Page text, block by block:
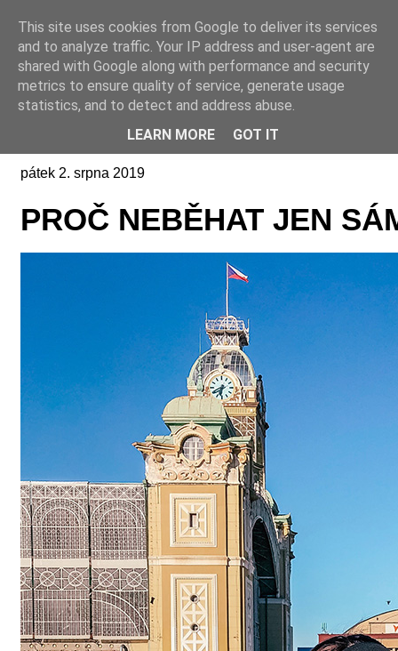
Online casino CZ
pátek 2. srpna 2019
PROČ NEBĚHAT JEN
This site uses cookies from Google to deliver its services
and to analyze traffic. Your IP address and user-agent are
shared with Google along with performance and security
metrics to ensure quality of service, generate usage
statistics, and to detect and address abuse.
LEARN MORE
GOT IT